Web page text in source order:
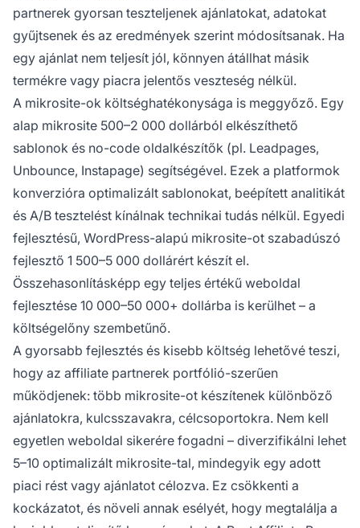
partnerek gyorsan teszteljenek ajánlatokat, adatokat
gyűjtsenek és az eredmények szerint módosítsanak. Ha
egy ajánlat nem teljesít jól, könnyen átállhat másik
termékre vagy piacra jelentős veszteség nélkül.
A mikrosite-ok költséghatékonysága is meggyőző. Egy
alap mikrosite 500–2 000 dollárból elkészíthető
sablonok és no-code oldalkészítők (pl. Leadpages,
Unbounce, Instapage) segítségével. Ezek a platformok
konverzióra optimalizált sablonokat, beépített analitikát
és A/B tesztelést kínálnak technikai tudás nélkül. Egyedi
fejlesztésű, WordPress-alapú mikrosite-ot szabadúszó
fejlesztő 1 500–5 000 dollárért készít el.
Összehasonlításképp egy teljes értékű weboldal
fejlesztése 10 000–50 000+ dollárba is kerülhet – a
költségelőny szembetűnő.
A gyorsabb fejlesztés és kisebb költség lehetővé teszi,
hogy az affiliate partnerek portfólió-szerűen
működjenek: több mikrosite-ot készítenek különböző
ajánlatokra, kulcsszavakra, célcsoportokra. Nem kell
egyetlen weboldal sikerére fogadni – diverzifikálni lehet
5–10 optimalizált mikrosite-tal, mindegyik egy adott
piaci rést vagy ajánlatot célozva. Ez csökkenti a
kockázatot, és növeli annak esélyét, hogy megtalálja a